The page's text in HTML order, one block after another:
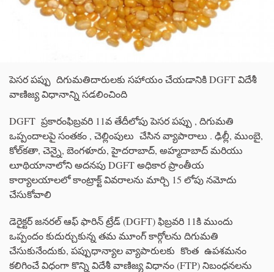
పెసర పప్పు దిగుమతిదారులకు సహాయం చేయడానికి DGFT విదేశీ
వాణిజ్య విధానాన్ని సడలించింది
DGFT ప్రకారంఫిబ్రవరి 11వ తేదీలోపు పెసర పప్పు , దిగుమతి
ఒప్పందాలపై సంతకం , చెల్లింపులు చేసిన వ్యాపారాలు . ఢిల్లీ, ముంబై,
కోల్‌కతా, చెన్నై, బెంగళూరు, హైదరాబాద్, అహ్మదాబాద్ మరియు
లూథియానాలోని అదనపు DGFT అధికార ప్రాంతీయ
కార్యాలయాలలో కాంట్రాక్ట్ వివరాలను మార్చి 15 లోపు నమోదు
చేసుకోవాలి
డెరైక్టర్ జనరల్ ఆఫ్ ఫారిన్ ట్రేడ్ (DGFT) ఫిబ్రవరి 11కి ముందు
ఒప్పందం కుదుర్చుకున్న తమ మూంగ్ కార్గోలను దిగుమతి
చేసుకునేందుకు, పప్పుధాన్యాల వ్యాపారులకు కొంత ఉపశమనం
కలిగించే విధంగా కొన్ని విదేశీ వాణిజ్య విధానం (FTP) నిబంధనలను